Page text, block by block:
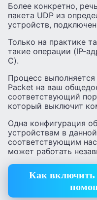
Более конкретно,
пакета UDP из
устройств,
Только на практике
такие операции (IP-
C).
Процесс
Packet на ваш
соответствующий
который выключит
Одна конфигурация
устройствам в
соответствующим
может работать
Как включить